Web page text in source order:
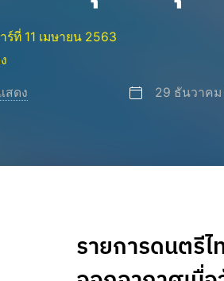
ร์ที่ 11 เมษายน 2563
สดง 29 ธันวาคม
รายการดนตรี